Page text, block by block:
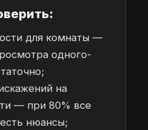
для комнаты —
одного-
на
— при 80% все
нюансы;